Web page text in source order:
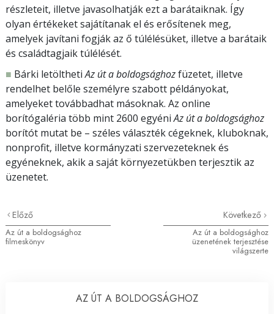
részleteit, illetve javasolhatják ezt a barátaiknak. Így
olyan értékeket sajátítanak el és erősítenek meg,
amelyek javítani fogják az ő túlélésüket, illetve a barátaik
és családtagjaik túlélését.
■ Bárki letölthetiAz út a boldogsághozfüzetet, illetve
rendelhet belőle személyre szabott példányokat,
amelyeket továbbadhat másoknak. Az online
borítógaléria több mint 2600 egyéniAz út a boldogsághoz
borítót mutat be – széles választék cégeknek, kluboknak,
nonprofit, illetve kormányzati szervezeteknek és
egyéneknek, akik a saját környezetükben terjesztik az
üzenetet.
Előző
Az út a boldogsághoz
filmeskönyv
Következő
Az út a boldogsághoz
üzenetének terjesztése
világszerte
AZ ÚT A BOLDOGSÁGHOZ